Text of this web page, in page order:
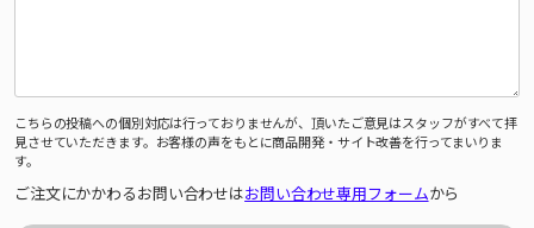
こちらの投稿への個別対応は行っておりませんが、頂いたご意見はスタッフがすべて拝
見させていただきます。お客様の声をもとに商品開発・サイト改善を行ってまいりま
す。
ご注文にかかわるお問い合わせはお問い合わせ専用フォームから